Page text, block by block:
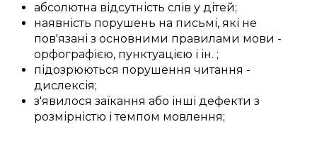
абсолютна відсутність слів у дітей;
наявність порушень на письмі, які не
пов'язані з основними правилами мови -
орфографією, пунктуацією і ін. ;
підозрюються порушення читання -
дислексія;
з'явилося заїкання або інші дефекти з
розмірністю ітемпом мовлення;